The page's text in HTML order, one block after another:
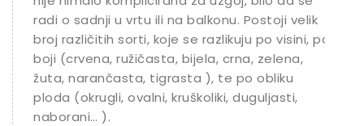
radi o sadnji u vrtu ili na balkonu. Postoji velik
broj različitih sorti, koje se razlikuju po visini, po
boji (crvena, ružičasta, bijela, crna, zelena,
žuta, narančasta, tigrasta ), te po obliku
ploda (okrugli, ovalni, kruškoliki, duguljasti,
naborani… ).